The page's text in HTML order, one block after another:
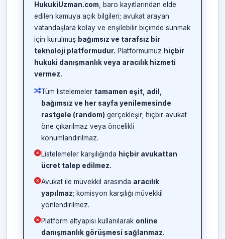
HukukiUzman.com , baro kayıtlarından elde
edilen kamuya açık bilgileri; avukat arayan
vatandaşlara kolay ve erişilebilir biçimde sunmak
için kurulmuş bağımsız ve tarafsız bir
teknoloji platformudur. Platformumuz hiçbir
hukuki danışmanlık veya aracılık hizmeti
vermez.
Tüm listelemeler tamamen eşit, adil,
bağımsız ve her sayfa yenilemesinde
rastgele (random) gerçekleşir; hiçbir avukat
öne çıkarılmaz veya öncelikli
konumlandırılmaz.
Listelemeler karşılığında hiçbir avukattan
ücret talep edilmez.
Avukat ile müvekkil arasında aracılık
yapılmaz; komisyon karşılığı müvekkil
yönlendirilmez.
Platform altyapısı kullanılarak online
danışmanlık görüşmesi sağlanmaz.